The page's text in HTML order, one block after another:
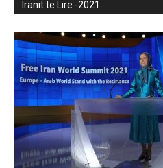
Iranit të Lirë -2021